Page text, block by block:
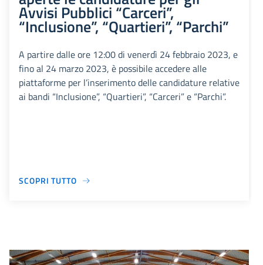
Avvisi Pubblici “Carceri”,
“Inclusione”, “Quartieri”, “Parchi”
A partire dalle ore 12:00 di venerdì 24 febbraio 2023, e
fino al 24 marzo 2023, è possibile accedere alle
piattaforme per l’inserimento delle candidature relative
ai bandi “Inclusione”, “Quartieri”, “Carceri” e “Parchi”.
SCOPRI TUTTO